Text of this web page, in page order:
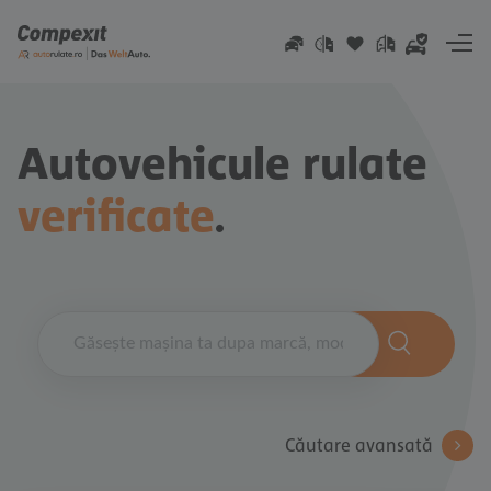
Autovehicule rulate
verificate.
Căutare avansată